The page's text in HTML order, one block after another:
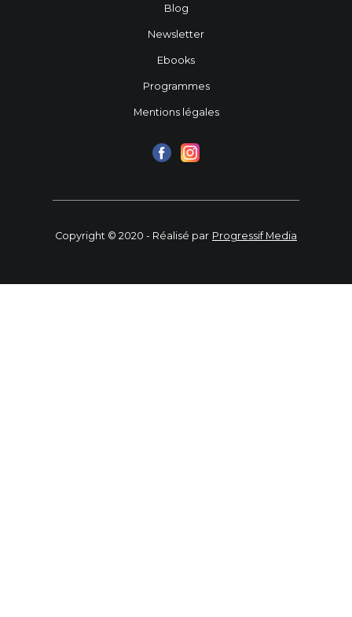
Blog
Newsletter
Ebooks
Programmes
Mentions légales
Copyright © 2020 - Réalisé par Progressif Media